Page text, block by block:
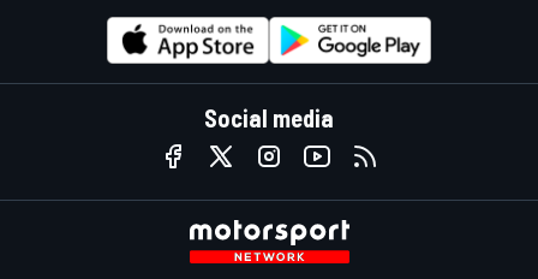
Social media